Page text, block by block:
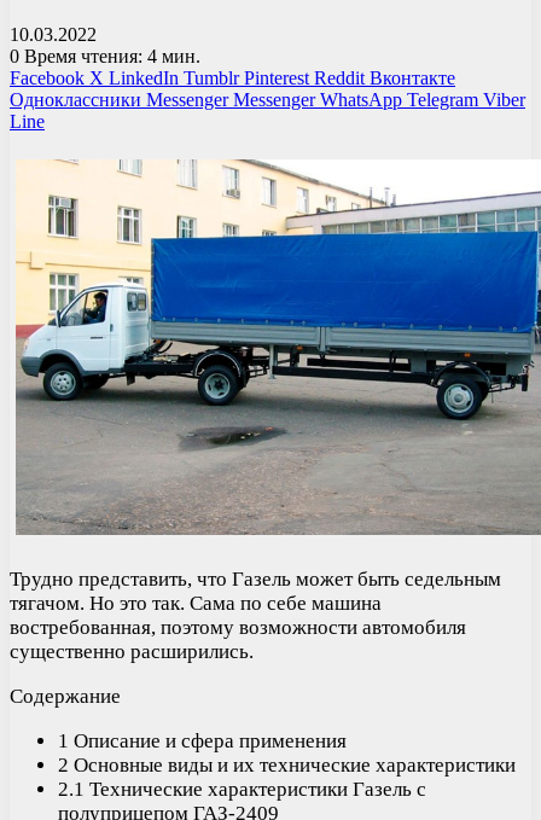
10.03.2022
0 Время чтения: 4 мин.
Facebook X LinkedIn Tumblr Pinterest Reddit Вконтакте
Одноклассники Messenger Messenger WhatsApp Telegram Viber
Line
Трудно представить, что Газель может быть седельным
тягачом. Но это так. Сама по себе машина
востребованная, поэтому возможности автомобиля
существенно расширились.
Содержание
1 Описание и сфера применения
2 Основные виды и их технические характеристики
2.1 Технические характеристики Газель с
полуприцепом ГАЗ-2409